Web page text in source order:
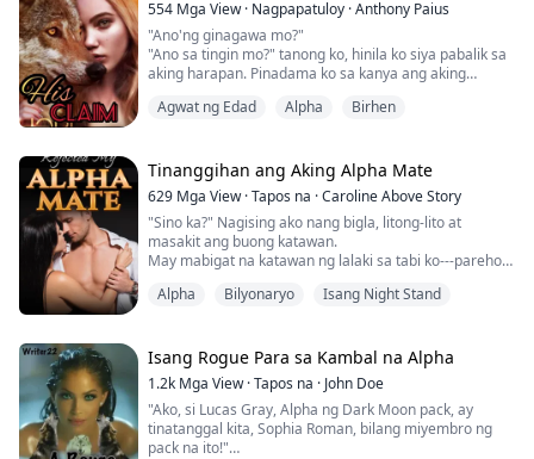
alay sa huling Lycan, at ako ang nap...
554 Mga View· Nagpapatuloy ·Anthony Paius
"Ano'ng ginagawa mo?"
"Ano sa tingin mo?" tanong ko, hinila ko siya pabalik sa
aking harapan. Pinadama ko sa kanya ang aking
"Nakikita mo ba kung ano ang ginawa mo sa akin?
"Blake," ungol niya.
Inilapag ko siya mula sa aking kandungan at inihiga sa
kama. Humiga siya doon, naka...
Agwat ng Edad Alpha Birhen
Tinanggihan ang Aking Alpha Mate
629 Mga View·Tapos na ·Caroline Above Story
"Sino ka?" Nagising ako nang bigla, litong-lito at
masakit ang buong katawan.
May mabigat na katawan ng lalaki sa tabi ko---pareho
aming mga katawan.
ang mga nangyari kagabi habang pilit kong ibinalot ang
kumot sa aking katawan. Tumigil ako nang mapagtanto
kong iiwan kong hubad ang aking kasama sa ka...
Alpha Bilyonaryo Isang Night Stand
Isang Rogue Para sa Kambal na Alpha
1.2k Mga View·Tapos na · John Doe
"Ako, si Lucas Gray, Alpha ng Dark Moon pack, ay
tinatanggal kita, Sophia Roman, bilang miyembro ng
pack na ito!"